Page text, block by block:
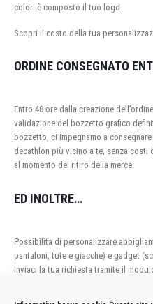
colori è composto il tuo logo.
Scopri il costo della tua
ORDINE CONSEGNATO
Entro 48 ore dalla creazione
validazione del bozzetto grafico
bozzetto, ci impegnamo a consegnare
decathlon più vicino a te, senza costi
al momento del ritiro della merce.
ED INOLTRE…
Possibilità di personalizzare
pantaloni, tute e giacche) e gadget
Inviaci la tua richiesta tramite il